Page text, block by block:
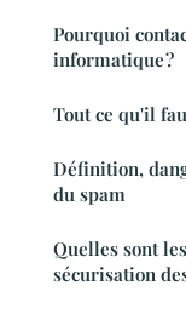
Pourquoi
informatique ?
Tout ce qu'il
Définition,
du spam
Quelles sont
sécurisation